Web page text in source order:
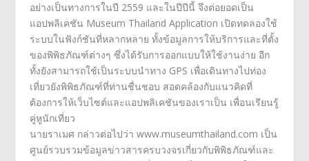
อย่างเป็นทางการในปี 2559 และในปีปีนี้ จึงต่อยอดเป็น
แอปพลิเคชัน Museum Thailand Application เปิดทดลองใช้
ระบบในฟังก์ชันที่หลากหลาย ทั้งข้อมูลการให้บริการและที่ตั้ง
ของพิพิธภัณฑ์ต่างๆ ซึ่งได้รับการออกแบบให้ใช้งานง่าย อีก
ทั้งยังสามารถใช้เป็นระบบนำทาง GPS เพื่อเดินทางไปท่อง
เที่ยวยังพิพิธภัณฑ์ที่ท่านชื่นชอบ สอดคล้องกับแนวคิดที่
ต้องการให้เว็บไซต์และแอปพลิเคชันของเราเป็น เพื่อนเรียนรู้
คู่หูนักเที่ยว
นายราเมศ กล่าวต่อไปว่า www.museumthailand.com เป็น
ศูนย์รวบรวมข้อมูลข่าวสารครบวงจรเกี่ยวกับพิพิธภัณฑ์และ